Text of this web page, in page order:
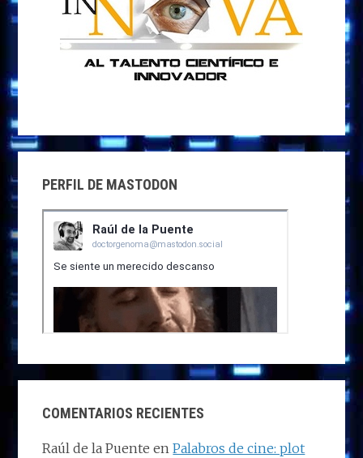
PERFIL DE MASTODON
COMENTARIOS RECIENTES
Raúl de la Puente enPalabros de cine: plot